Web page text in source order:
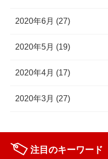
2020年6月 (27)
2020年5月 (19)
2020年4月 (17)
2020年3月 (27)
注目のキーワード